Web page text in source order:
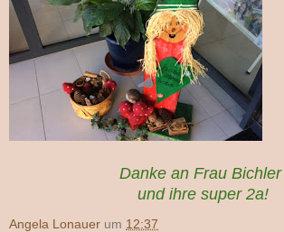
Danke an Frau Bichler
und ihre super 2a!
Angela Lonauer um 12:37